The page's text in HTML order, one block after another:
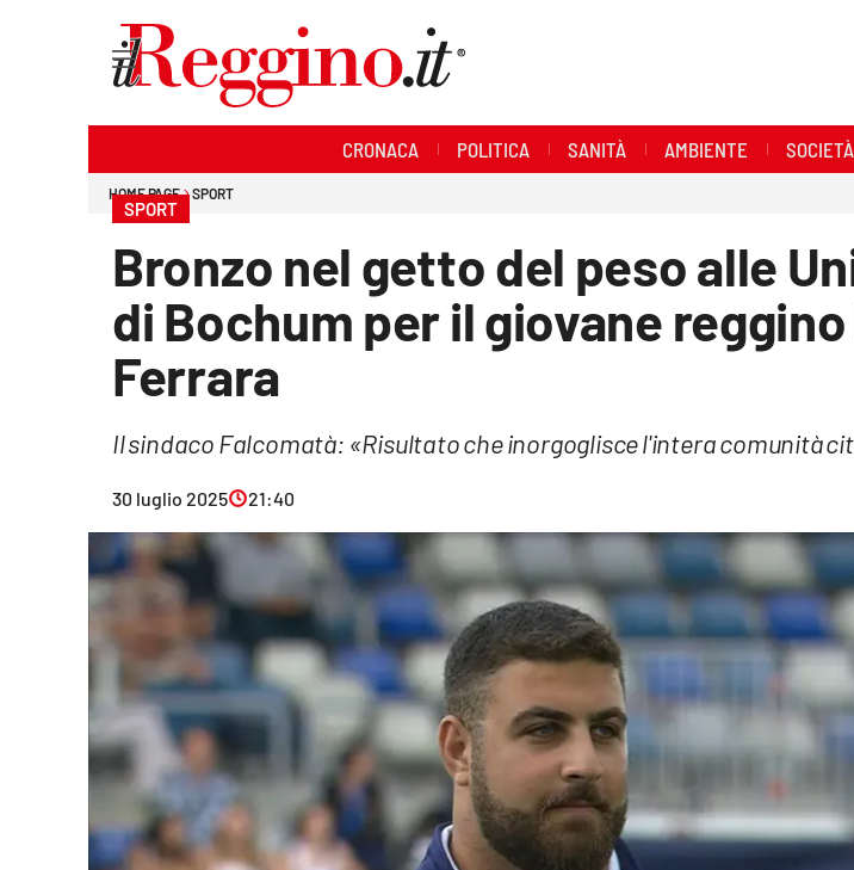
Economia e lavoro
Streaming
CRONACA POLITICA SANITÀ AMBIENTE SOCIETÀ
HOME PAGE SPORT
SPORT
Bronzo nel getto del peso alle
di Bochum per il giovane
Ferrara
Il sindaco Falcomatà: «Risultato che inorgoglisce l'intera comunità
30 luglio 2025 21:40